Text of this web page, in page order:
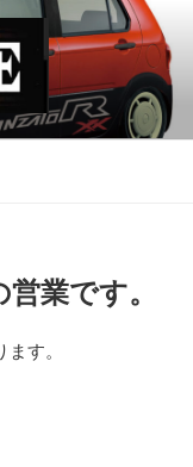
業です。
す。